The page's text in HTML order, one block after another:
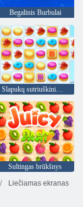
Begalinis Burbulai
Slapukų sutriuškinimas 2
Sultingas brūkšnys
Liečiamas ekranas